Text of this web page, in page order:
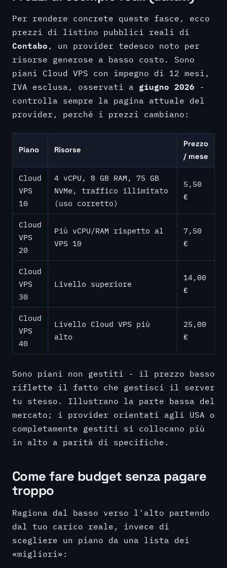
Per rendere concrete queste fasce, ecco
prezzi di listino pubblici reali di
Contabo, un provider tedesco noto per
risorse generose a basso costo. Sono
piani Cloud VPS con impegno di 12 mesi,
IVA esclusa, osservati a giugno 2026 -
controlla sempre la pagina attuale del
provider, perché i prezzi cambiano:
Piano Risorse
Prezzo
/ mese
Cloud
VPS
10
4 vCPU, 8 GB RAM, 75 GB
NVMe, traffico illimitato
(uso corretto)
5,50
€
Cloud
VPS
20
Più vCPU/RAM rispetto al
VPS 10
7,50
€
Cloud
VPS
30
Livello superiore
14,00
€
Cloud
VPS
40
Livello Cloud VPS più
alto
25,00
€
Sono piani non gestiti - il prezzo basso
riflette il fatto che gestisci il server
tu stesso. Illustrano la parte bassa del
mercato; i provider orientati agli USA o
completamente gestiti si collocano più
in alto a parità di specifiche.
Come fare budget senza pagare
troppo
Ragiona dal basso verso l'alto partendo
dal tuo carico reale, invece di
scegliere un piano da una lista dei
«migliori»: